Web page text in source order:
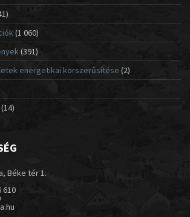
(1 060)
(391)
energetikai korszerűsítése (2)
(14)
Béke tér 1.
610